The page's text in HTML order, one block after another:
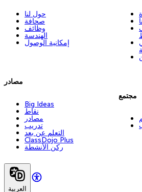
حول لنا
صحافة
وظائف
الهندسة
إمكانية الوصول
مصادر
Big Ideas
نقاط
مصادر
تدريب
التعلم عن بعد
ClassDojo Plus
ركن الأنشطة
مجتمع
العربية